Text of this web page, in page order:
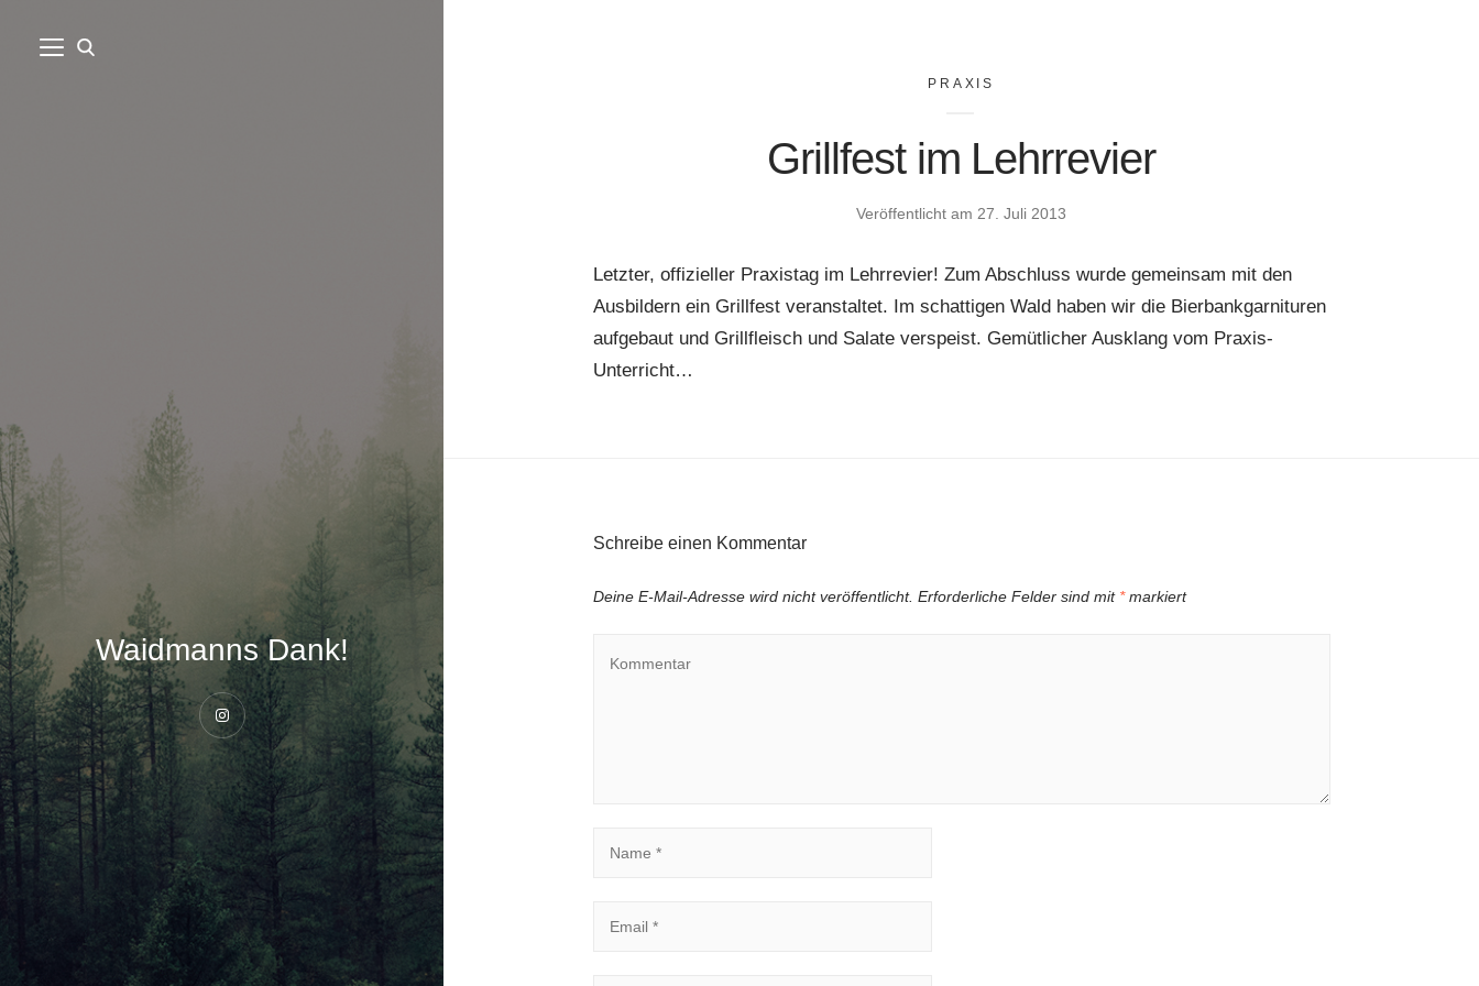
Waidmanns Dank!
Instagram
PRAXIS
Grillfest im Lehrrevier
Veröffentlicht am 27. Juli 2013
Letzter, offizieller Praxistag im Lehrrevier! Zum Abschluss wurde gemeinsam mit den
Ausbildern ein Grillfest veranstaltet. Im schattigen Wald haben wir die Bierbankgarnituren
aufgebaut und Grillfleisch und Salate verspeist. Gemütlicher Ausklang vom Praxis-
Unterricht…
Schreibe einen Kommentar
Deine E-Mail-Adresse wird nicht veröffentlicht. Erforderliche Felder sind mit *markiert